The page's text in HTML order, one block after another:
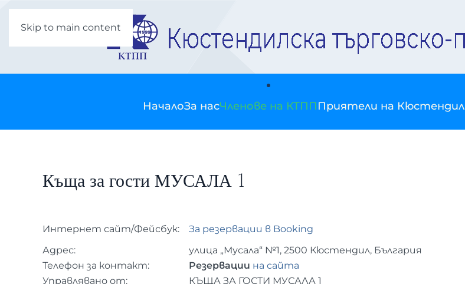
Skip to main content
НачалоЗа насЧленове на КТПППриятели на Кюстендил
Къща за гости МУСАЛА 1
Интернет сайт/Фейсбук:
За резервации в Booking
Адрес:
улица „Мусала“ №1, 2500 Кюстендил, България
Телефон за контакт:
Резервации на сайта
Управлявано от:
КЪЩА ЗА ГОСТИ МУСАЛА 1